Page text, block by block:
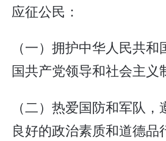
应征公民：
（一）拥护中华人民共
国共产党领导和社会主义
（二）热爱国防和军队
良好的政治素质和道德品